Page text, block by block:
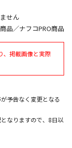
。別途費用が発
す
せん
品／ナフコPRO商品
、掲載画像と実際
予告なく変更となる
なりますので、8日以